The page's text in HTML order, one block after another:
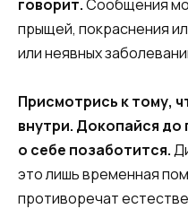
говорит.Сообщения
прыщей, покраснения
или неявных
Присмотрись к тому,
внутри. Докопайся до
о себе позаботится.
это лишь временная
противоречат